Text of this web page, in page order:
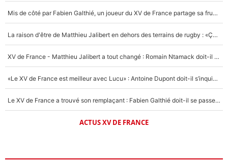
Mis de côté par Fabien Galthié, un joueur du XV de France partage sa frustration : «ils ne me l’ont pas dit tout de suite»
La raison d'être de Matthieu Jalibert en dehors des terrains de rugby : «Ça m'atteint autant que si tu touches à un membre de ma famille»
XV de France - Matthieu Jalibert a tout changé : Romain Ntamack doit-il s’inquiéter pour sa place à un an de la Coupe du monde ?
«Le XV de France est meilleur avec Lucu» : Antoine Dupont doit-il s’inquiéter pour sa place ?
Le XV de France a trouvé son remplaçant : Fabien Galthié doit-il se passer d'Antoine Dupont ?
ACTUS XV DE FRANCE